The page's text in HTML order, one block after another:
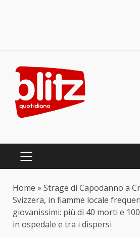
content
PRIMARY
Home » Strage di Capodanno a
Svizzera, in fiamme locale
giovanissimi: più di 40 morti e
in ospedale e tra i dispersi